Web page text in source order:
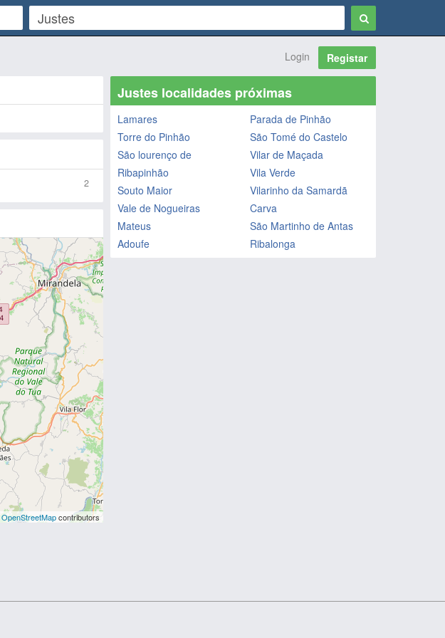
Login Registar
2
OpenStreetMapcontributors
Justes localidades próximas
Lamares
Parada de Pinhão
Torre do Pinhão
São Tomé do Castelo
São lourenço de
Ribapinhão
Vilar de Maçada
Vila Verde
Souto Maior
Vilarinho da Samardã
Vale de Nogueiras
Carva
Mateus
São Martinho de Antas
Adoufe
Ribalonga